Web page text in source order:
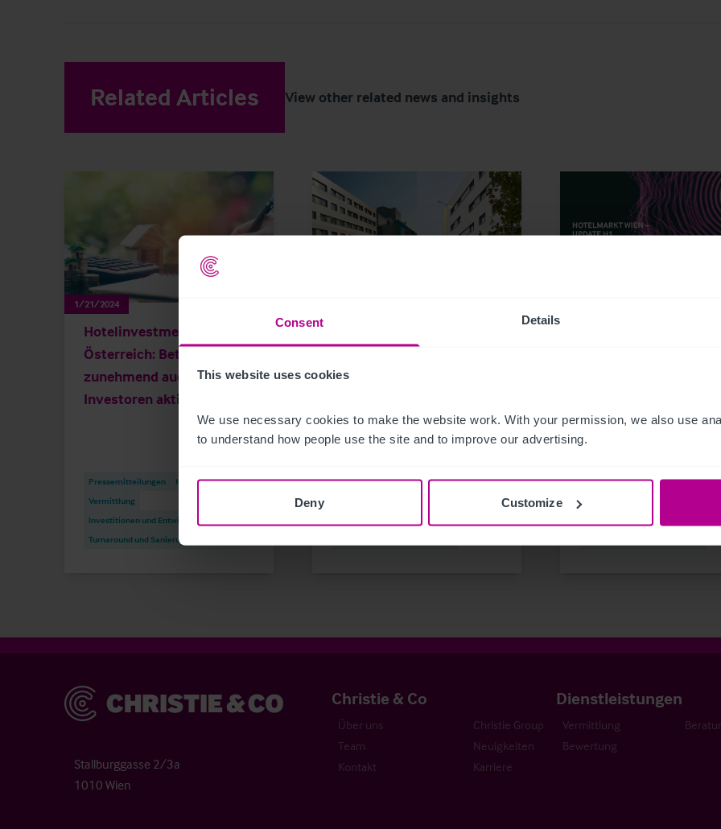
Consent Details
This website uses cookies
We use necessary cookies to make the website work. With your permission, we also use
to understand how people use the site and to improve our advertising.
Deny Customize
Related Articles View other related news and insights
1/21/2024
Hotelinvestmentmarkt
Österreich: Betreiber
zunehmend auch als
Investoren aktiv
Pressemitteilungen
Hotels
Vermittlung
Investitionen und Entwicklung
Turnaround und Sanierung
roomz Hotels Wien
Gasometer und Graz -
Co
Pressemitteilungen
Hotels
Publikationen Hotels
Christie & Co
Stallburggasse 2/3a
1010 Wien
Christie & Co
Über uns
Christie Group
Team
Neuigkeiten
Kontakt
Karriere
Dienstleistungen
Vermittlung
Bewertung